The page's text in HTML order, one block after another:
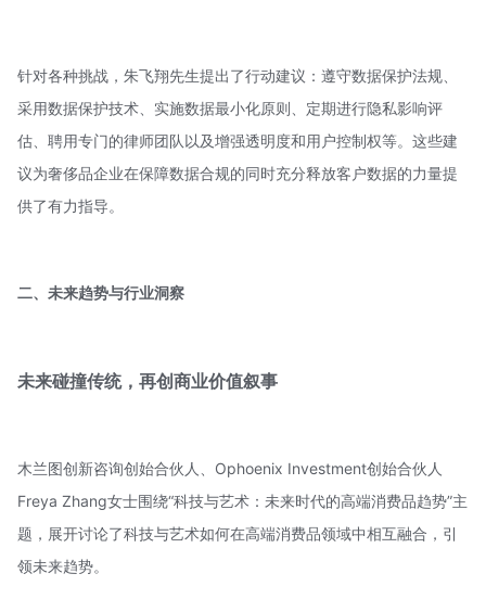
针对各种挑战，朱飞翔先生提出了行动建议：遵守数据保护法规、
采用数据保护技术、实施数据最小化原则、定期进行隐私影响评
估、聘用专门的律师团队以及增强透明度和用户控制权等。这些建
议为奢侈品企业在保障数据合规的同时充分释放客户数据的力量提
供了有力指导。
二、未来趋势与行业洞察
未来碰撞传统，再创商业价值叙事
木兰图创新咨询创始合伙人、Ophoenix Investment创始合伙人
Freya Zhang女士围绕“科技与艺术：未来时代的高端消费品趋势”主
题，展开讨论了科技与艺术如何在高端消费品领域中相互融合，引
领未来趋势。